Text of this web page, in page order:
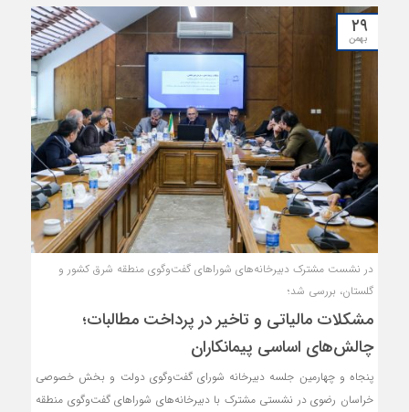
۲۹
بهمن
در نشست مشترک دبیرخانه‌های شوراهای گفت‌وگوی منطقه شرق کشور و
گلستان، بررسی شد؛
مشکلات مالیاتی و تاخیر در پرداخت مطالبات؛
چالش‌های اساسی پیمانکاران
پنجاه و چهارمین جلسه دبیرخانه شورای گفت‌وگوی دولت و بخش خصوصی
خراسان رضوی در نشستی مشترک با دبیرخانه‌های شوراهای گفت‌وگوی منطقه